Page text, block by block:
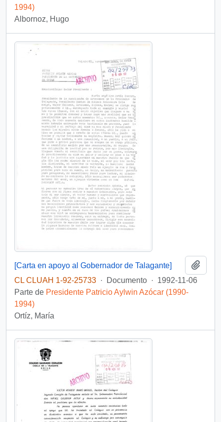
1994)
Albornoz, Hugo
[Carta en apoyo al Gobernador de Talagante]
CL CLUAH 1-92-25733 · Documento · 1992-11-06
Parte de Presidente Patricio Aylwin Azócar (1990-
1994)
Ortíz, María